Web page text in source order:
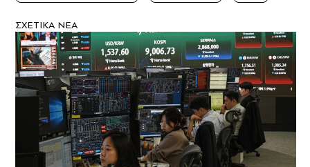
ΣXETIKA NEA